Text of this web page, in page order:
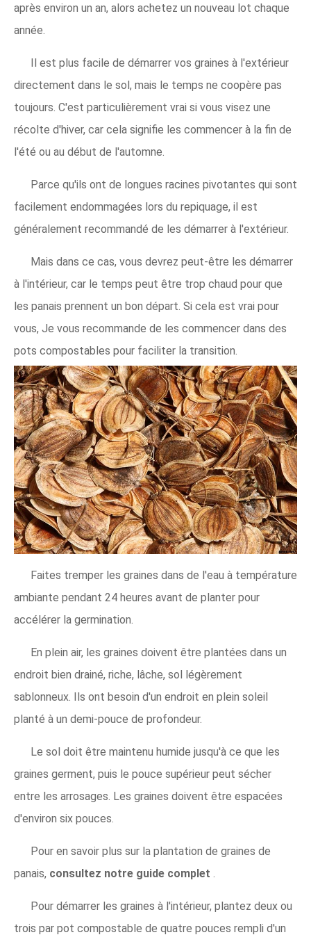
après environ un an, alors achetez un nouveau lot chaque
année.
Il est plus facile de démarrer vos graines à l'extérieur
directement dans le sol, mais le temps ne coopère pas
toujours. C'est particulièrement vrai si vous visez une
récolte d'hiver, car cela signifie les commencer à la fin de
l'été ou au début de l'automne.
Parce qu'ils ont de longues racines pivotantes qui sont
facilement endommagées lors du repiquage, il est
généralement recommandé de les démarrer à l'extérieur.
Mais dans ce cas, vous devrez peut-être les démarrer
à l'intérieur, car le temps peut être trop chaud pour que
les panais prennent un bon départ. Si cela est vrai pour
vous, Je vous recommande de les commencer dans des
pots compostables pour faciliter la transition.
Faites tremper les graines dans de l'eau à température
ambiante pendant 24 heures avant de planter pour
accélérer la germination.
En plein air, les graines doivent être plantées dans un
endroit bien drainé, riche, lâche, sol légèrement
sablonneux. Ils ont besoin d'un endroit en plein soleil
planté à un demi-pouce de profondeur.
Le sol doit être maintenu humide jusqu'à ce que les
graines germent, puis le pouce supérieur peut sécher
entre les arrosages. Les graines doivent être espacées
d'environ six pouces.
Pour en savoir plus sur la plantation de graines de
panais, consultez notre guide complet .
Pour démarrer les graines à l'intérieur, plantez deux ou
trois par pot compostable de quatre pouces rempli d'un